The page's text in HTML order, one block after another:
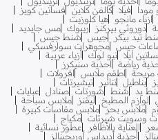
مودا فيلا كالفن كلاين فساتين كويز
ازياء مانجو
هيا كلوزيت
دوروثي بيركنز ريبوك مس جايديد
تيد بيكر جيس شنط جيس
جيس مجوهرات سوارفسكي
ايلا نيو لوك أزياء عربية
رياضة
احذية سنيكرز
مريحة اطقم ملابس
افرولات
بناطيل تنانير
تيشيرتات
يد شنط شورتات صنادل
عبايات
لوازم المطبخ ليقنز
ملابس سباحة
ملابس بحر ملابس مقاسات كبيرة
وسويت شيرتات مكياج
العناية بالأظافر
عطور نسائية
أحذية أديداس أوريجينالز